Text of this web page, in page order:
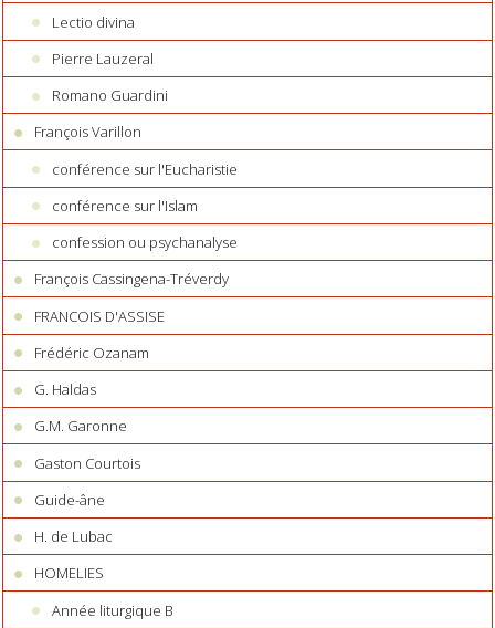
Lectio divina
Pierre Lauzeral
Romano Guardini
François Varillon
conférence sur l'Eucharistie
conférence sur l'Islam
confession ou psychanalyse
François Cassingena-Tréverdy
FRANCOIS D'ASSISE
Frédéric Ozanam
G. Haldas
G.M. Garonne
Gaston Courtois
Guide-âne
H. de Lubac
HOMELIES
Année liturgique B